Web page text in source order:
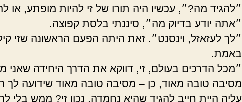
״להגיד מה?״, עכשיו היה תורו של זי להיות מופתע, או
״אתה יודע בדיוק מה״, סיננתי בלסת קפוצה.
״לך לעזאזל, וינסנט״. זאת היתה הפעם הראשונה שזי
באמת.
״מכל הדרכים בעולם, זי, דווקא את הדרך היחידה שאני
מסיבה טובה מאוד, כן – מסיבה טובה מאוד שידועה לך
עליה היית חייב להגיד שהיא נחמדה, נכון זי? ממש בלי